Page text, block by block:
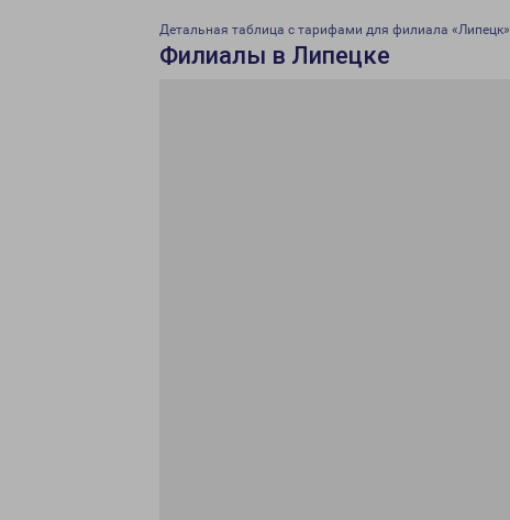
Детальная таблица с тарифами для филиала «Липецк»
Филиалы в Липецке